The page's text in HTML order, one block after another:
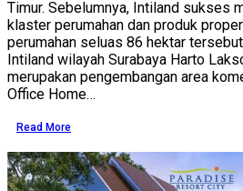
Timur. Sebelumnya, Intiland sukses
klaster perumahan dan produk
perumahan seluas 86 hektar
Intiland wilayah Surabaya Harto
merupakan pengembangan area
Office Home…
Read More